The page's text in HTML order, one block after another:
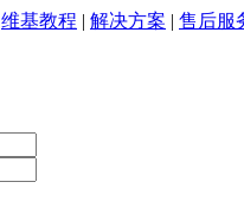
维基教程 | 解决方案 | 售后服